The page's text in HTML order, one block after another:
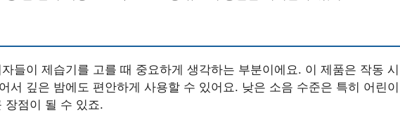
들이 제습기를 고를 때 중요하게 생각하는 부분이에요. 이 제품은 작동 시
서 깊은 밤에도 편안하게 사용할 수 있어요. 낮은 소음 수준은 특히 어린이
장점이 될 수 있죠.